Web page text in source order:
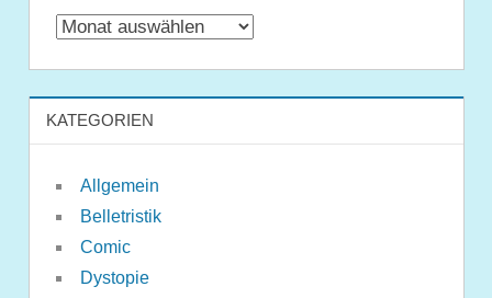
Archiv
KATEGORIEN
Allgemein
Belletristik
Comic
Dystopie